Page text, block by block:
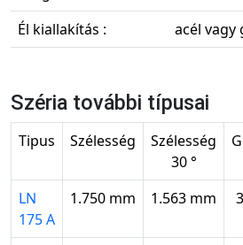
Él kiallakítás :
acél vagy
Széria további típusai
Tipus Szélesség
Szélesség
30 °
LN
175 A
1.750 mm 1.563 mm